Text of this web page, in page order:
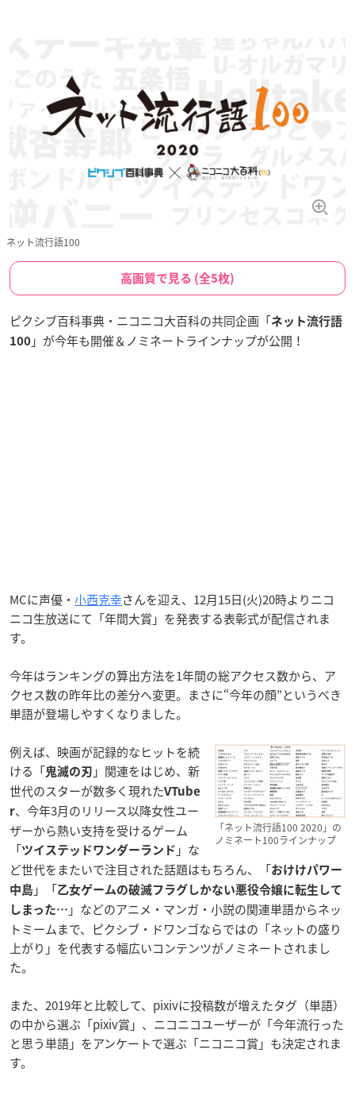
ネット流行語100
高画質で見る (全5枚)
ピクシブ百科事典・ニコニコ大百科の共同企画「ネット流行語
100 」が今年も開催＆ノミネートラインナップが公開！
MCに声優・ 小西克幸さんを迎え、12月15日(火)20時よりニコ
ニコ生放送にて「年間大賞」を発表する表彰式が配信されま
す。
今年はランキングの算出方法を1年間の総アクセス数から、ア
クセス数の昨年比の差分へ変更。まさに“今年の顔”というべき
単語が登場しやすくなりました。
「ネット流行語100 2020」の
ノミネート100ラインナップ
例えば、映画が記録的なヒットを続
ける「鬼滅の刃 」関連をはじめ、新
世代のスターが数多く現れたVTube
r、今年3月のリリース以降女性ユー
ザーから熱い支持を受けるゲーム
「ツイステッドワンダーランド 」な
ど世代をまたいで注目された話題はもちろん、「おけけパワー
中島 」「乙女ゲームの破滅フラグしかない悪役令嬢に転生して
しまった… 」などのアニメ・マンガ・小説の関連単語からネッ
トミームまで、ピクシブ・ドワンゴならではの「ネットの盛り
上がり」を代表する幅広いコンテンツがノミネートされまし
た。
また、2019年と比較して、pixivに投稿数が増えたタグ（単語）
の中から選ぶ「pixiv賞」、ニコニコユーザーが「今年流行った
と思う単語」をアンケートで選ぶ「ニコニコ賞」も決定されま
す。